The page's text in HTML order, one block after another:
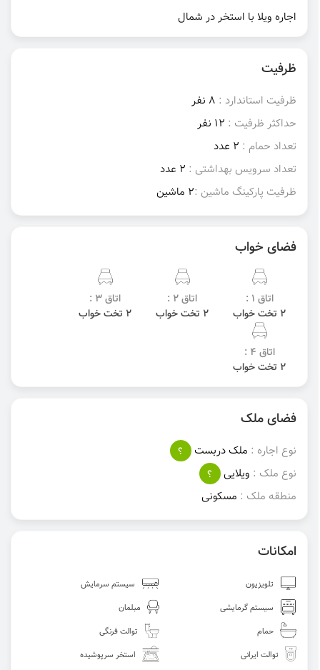
اجاره ویلا با استخر در شمال
ظرفیت
ظرفیت استاندارد : 8 نفر
حداکثر ظرفیت : 12 نفر
تعداد حمام : 2 عدد
تعداد سرویس بهداشتی : 2 عدد
ظرفیت پارکینگ ماشین :2 ماشین
فضای خواب
اتاق 1 :
2 تخت خواب
اتاق 2 :
2 تخت خواب
اتاق 3 :
2 تخت خواب
اتاق 4 :
2 تخت خواب
فضای ملک
نوع اجاره : ملک دربست
؟
نوع ملک : ویلایی
؟
منطقه ملک : مسکونی
امکانات
تلویزیون
سیستم سرمایش
سیستم گرمایشی
مبلمان
حمام
توالت فرنگی
توالت ایرانی
استخر سرپوشیده